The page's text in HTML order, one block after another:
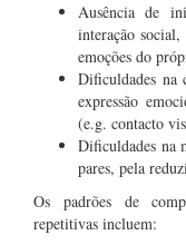
Ausência de
interação
emoções do
Dificuldades na
expressão
(e.g. contacto
Dificuldades na
pares, pela
Os padrões de
repetitivas incluem: